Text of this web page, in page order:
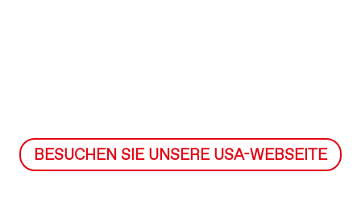
BESUCHEN SIE UNSERE USA-WEBSEITE